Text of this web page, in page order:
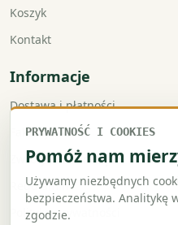
Koszyk
Kontakt
Informacje
Dostawa i płatności
Faktury VAT
Zwroty i reklamacje
Regulamin
Polityka prywatności
PRYWATNOŚĆ I COOKIES
Pomóż nam
Używamy niezbędnych
bezpieczeństwa. Analitykę
zgodzie.